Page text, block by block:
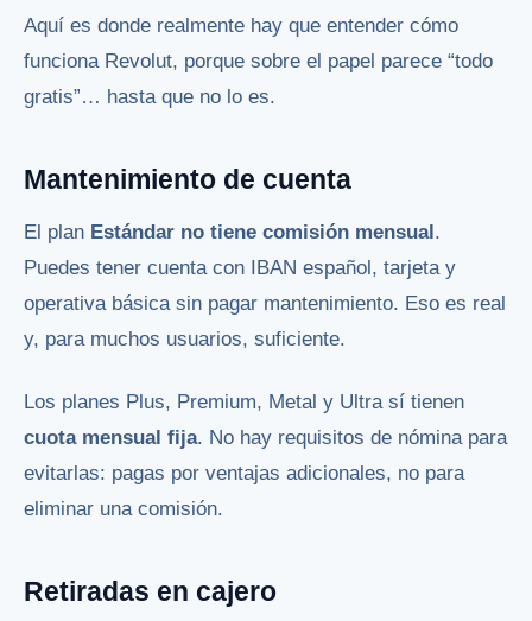
Aquí es donde realmente hay que entender cómo
funciona Revolut, porque sobre el papel parece “todo
gratis”… hasta que no lo es.
Mantenimiento de cuenta
El plan Estándar no tiene comisión mensual.
Puedes tener cuenta con IBAN español, tarjeta y
operativa básica sin pagar mantenimiento. Eso es real
y, para muchos usuarios, suficiente.
Los planes Plus, Premium, Metal y Ultra sí tienen
cuota mensual fija. No hay requisitos de nómina para
evitarlas: pagas por ventajas adicionales, no para
eliminar una comisión.
Retiradas en cajero